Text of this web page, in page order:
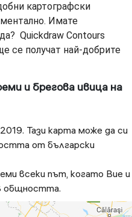
картографски
Имате
Quickdraw Contours
се получат най-добрите
и брегова ивица на
Тази карта може да си
от български
всеки път, когато Вие и
общността.